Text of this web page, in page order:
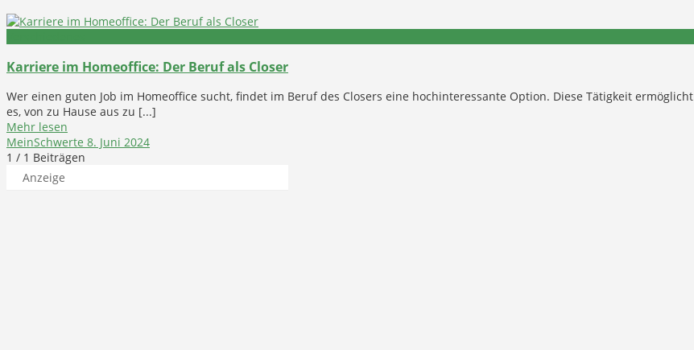
Karriere im Homeoffice: Der Beruf als Closer
Wer einen guten Job im Homeoffice sucht, findet im Beruf des Closers eine hochinteressante Option. Diese Tätigkeit ermöglicht
es, von zu Hause aus zu [...]
Mehr lesen
MeinSchwerte 8. Juni 2024
1 / 1 Beiträgen
Anzeige